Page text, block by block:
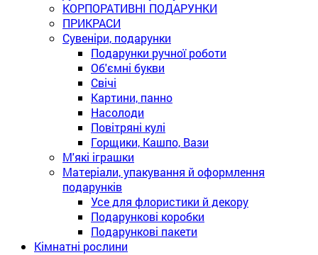
КОРПОРАТИВНІ ПОДАРУНКИ
ПРИКРАСИ
Сувеніри, подарунки
Подарунки ручної роботи
Об'ємні букви
Свічі
Картини, панно
Насолоди
Повітряні кулі
Горщики, Кашпо, Вази
М'які іграшки
Матеріали, упакування й оформлення
подарунків
Усе для флористики й декору
Подарункові коробки
Подарункові пакети
Кімнатні рослини